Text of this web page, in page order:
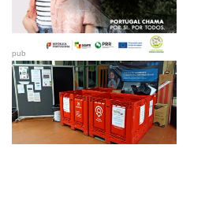
pub